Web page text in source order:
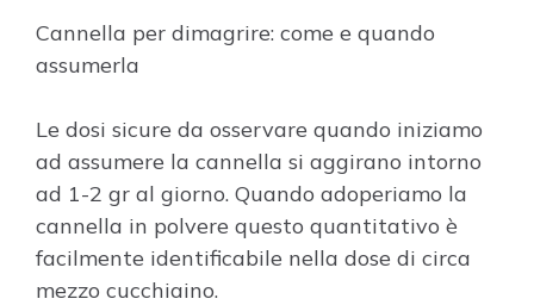
Cannella per dimagrire: come e quando
assumerla
Le dosi sicure da osservare quando iniziamo
ad assumere la cannella si aggirano intorno
ad 1-2 gr al giorno. Quando adoperiamo la
cannella in polvere questo quantitativo è
facilmente identificabile nella dose di circa
mezzo cucchiaino.